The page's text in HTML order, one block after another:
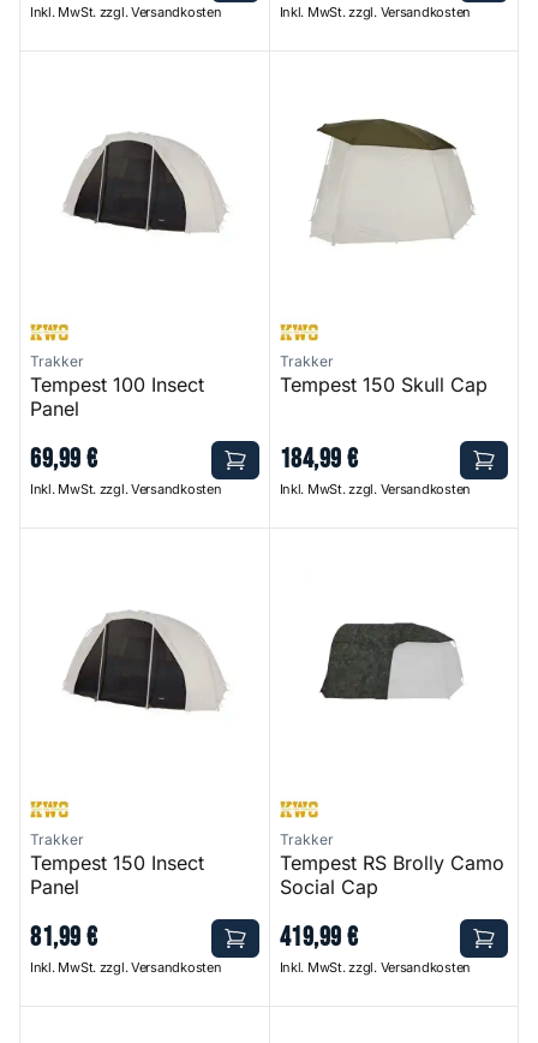
Inkl. MwSt. zzgl. Versandkosten Inkl. MwSt. zzgl. Versandkosten
Trakker
Tempest 100 Insect
Panel
69,99€
Inkl. MwSt. zzgl. Versandkosten
Trakker
Tempest 150 Skull Cap
184,99€
Inkl. MwSt. zzgl. Versandkosten
Trakker
Tempest 150 Insect
Panel
81,99€
Inkl. MwSt. zzgl. Versandkosten
Trakker
Tempest RS Brolly Camo
Social Cap
419,99€
Inkl. MwSt. zzgl. Versandkosten